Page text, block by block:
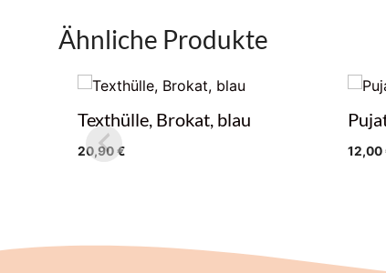
Ähnliche Produkte
Texthülle, Brokat, blau
20,90€ 12,00